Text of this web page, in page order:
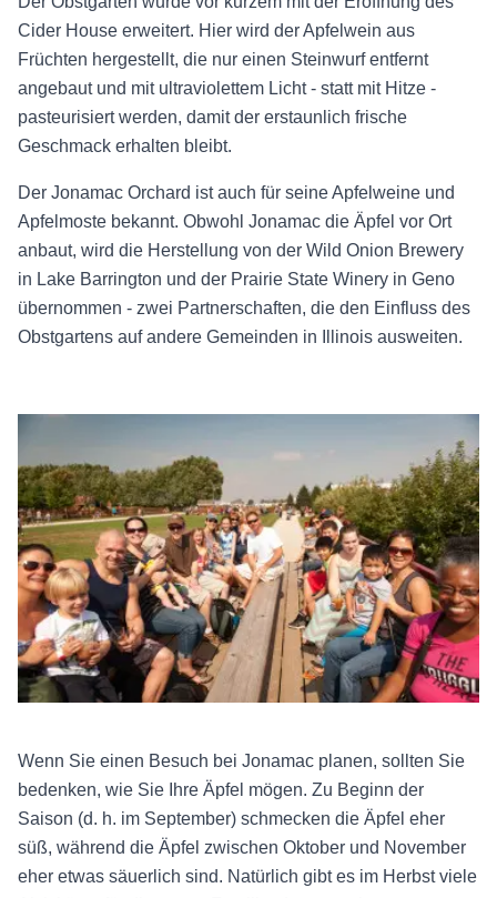
Cider House erweitert. Hier wird der Apfelwein aus
Früchten hergestellt, die nur einen Steinwurf entfernt
angebaut und mit ultraviolettem Licht - statt mit Hitze -
pasteurisiert werden, damit der erstaunlich frische
Geschmack erhalten bleibt.
Der Jonamac Orchard ist auch für seine Apfelweine und
Apfelmoste bekannt. Obwohl Jonamac die Äpfel vor Ort
anbaut, wird die Herstellung von der Wild Onion Brewery
in Lake Barrington und der Prairie State Winery in Geno
übernommen - zwei Partnerschaften, die den Einfluss des
Obstgartens auf andere Gemeinden in Illinois ausweiten.
Wenn Sie einen Besuch bei Jonamac planen, sollten Sie
bedenken, wie Sie Ihre Äpfel mögen. Zu Beginn der
Saison (d. h. im September) schmecken die Äpfel eher
süß, während die Äpfel zwischen Oktober und November
eher etwas säuerlich sind. Natürlich gibt es im Herbst viele